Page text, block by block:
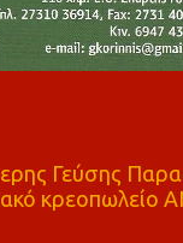
Γεύσης
κρεοπωλείο